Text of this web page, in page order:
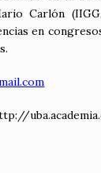
Carlón
en